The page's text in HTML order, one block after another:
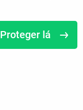
Proteger lá